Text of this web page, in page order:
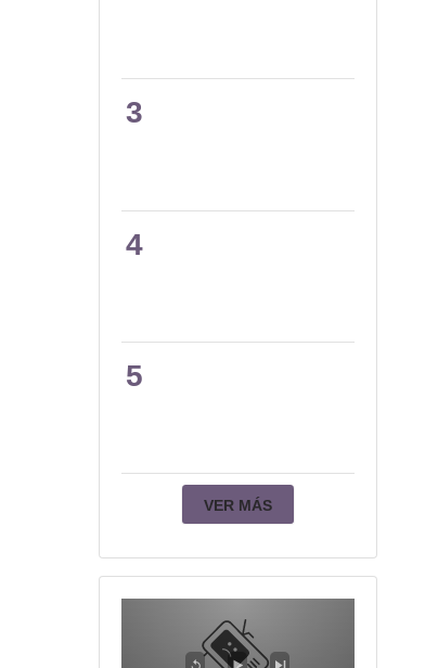
3
4
5
VER MÁS